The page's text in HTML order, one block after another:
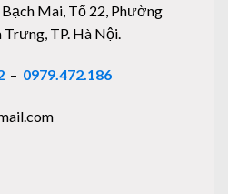
Bạch Mai, Tổ 22, Phường
TP. Hà Nội.
– 0979.472.186